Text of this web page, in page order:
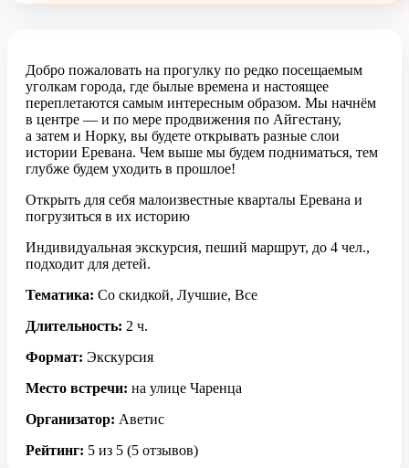
Добро пожаловать на прогулку по редко посещаемым
уголкам города, где былые времена и настоящее
переплетаются самым интересным образом. Мы начнём
в центре — и по мере продвижения по Айгестану,
а затем и Норку, вы будете открывать разные слои
истории Еревана. Чем выше мы будем подниматься, тем
глубже будем уходить в прошлое!
Открыть для себя малоизвестные кварталы Еревана и
погрузиться в их историю
Индивидуальная экскурсия, пеший маршрут, до 4 чел.,
подходит для детей.
Тематика: Со скидкой, Лучшие, Все
Длительность: 2 ч.
Формат: Экскурсия
Место встречи: на улице Чаренца
Организатор: Аветис
Рейтинг: 5 из 5 (5 отзывов)